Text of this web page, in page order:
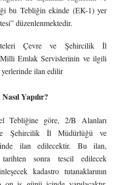
bu Tebliğin ekinde (EK-1) yer
düzenlenmektedir.
Çevre ve Şehircilik İl
Emlak Servislerinin ve ilgili
yerlerinde ilan edilir
Yapılır?
Tebliğine göre, 2/B Alanları
Şehircilik İl Müdürlüğü ve
ilan edilecektir. Bu ilan,
sonra tescil edilecek
kadastro tutanaklarının